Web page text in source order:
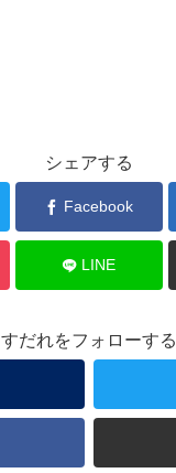
シェアする
Facebook
LINE
すだれをフォローする